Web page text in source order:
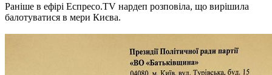
Раніше в ефірі Еспресо.TV нардеп розповіла, що вирішила
балотуватися в мери Києва.